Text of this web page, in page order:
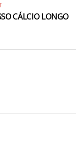
CÁLCIO LONGO